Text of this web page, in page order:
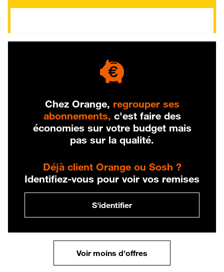
Chez Orange, regrouper ses
abonnements, c'est faire des
économies sur votre budget mais
pas sur la qualité.
Déjà client Orange ou Sosh ?
Identifiez-vous pour voir vos remises
S'identifier
Voir moins d'offres